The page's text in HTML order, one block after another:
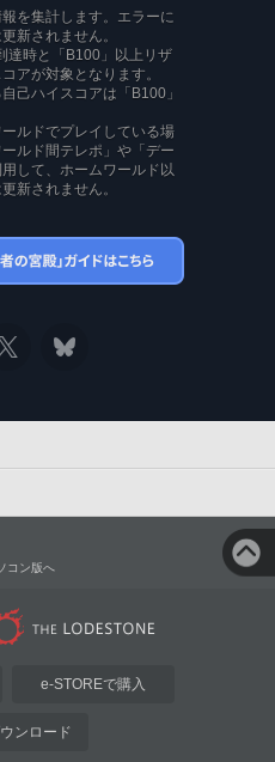
を集計します。エラーに
新されません。
時と「B100」以上リザ
アが対象となります。
己ハイスコアは「B100」
ルドでプレイしている場
ルド間テレポ」や「デー
して、ホームワールド以
新されません。
コン版へ
e-STOREで購入
ンロード